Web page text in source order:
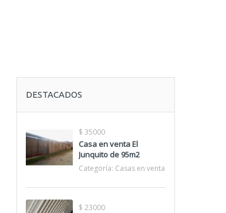
DESTACADOS
$ 35000
Casa en venta El
Junquito de 95m2
Categoría: Casas en venta
$ 23000